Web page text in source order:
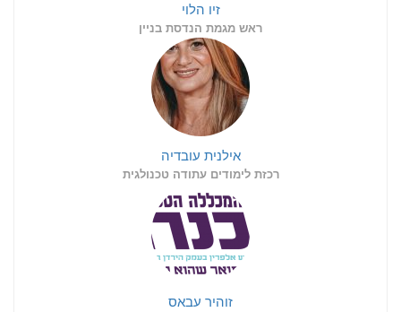
זיו הלוי
ראש מגמת הנדסת בניין
אילנית עובדיה
רכזת לימודים עתודה טכנולגית
זוהיר עבאס